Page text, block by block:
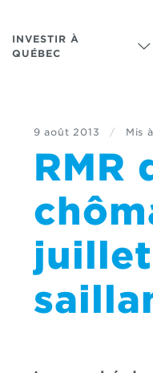
INVESTIR À
QUÉBEC
9 août 2013 / Mis
RMR